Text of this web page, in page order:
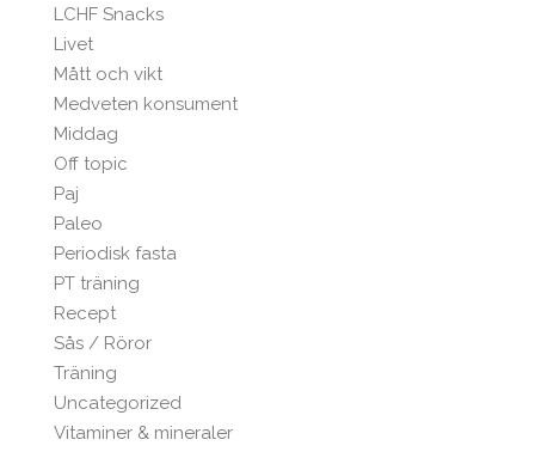
LCHF Snacks
Livet
Mått och vikt
Medveten konsument
Middag
Off topic
Paj
Paleo
Periodisk fasta
PT träning
Recept
Sås / Röror
Träning
Uncategorized
Vitaminer & mineraler